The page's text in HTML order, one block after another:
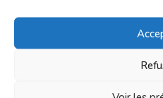
Let us help
Our experienced staff
you need and advise